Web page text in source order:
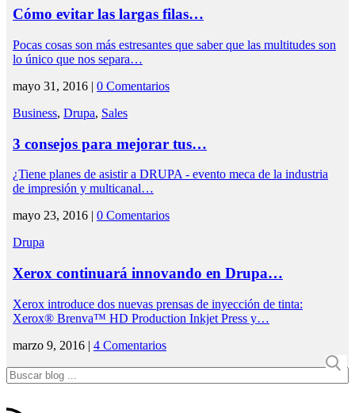
Cómo evitar las largas filas…
Pocas cosas son más estresantes que saber que las multitudes son
lo único que nos separa…
mayo 31, 2016 | 0 Comentarios
Business, Drupa, Sales
3 consejos para mejorar tus…
¿Tiene planes de asistir a DRUPA - evento meca de la industria
de impresión y multicanal…
mayo 23, 2016 | 0 Comentarios
Drupa
Xerox continuará innovando en Drupa…
Xerox introduce dos nuevas prensas de inyección de tinta:
Xerox® Brenva™ HD Production Inkjet Press y…
marzo 9, 2016 | 4 Comentarios